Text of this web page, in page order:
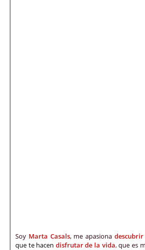
Soy Marta Casals, me apasiona descubrir
que te hacen disfrutar de la vida,que es